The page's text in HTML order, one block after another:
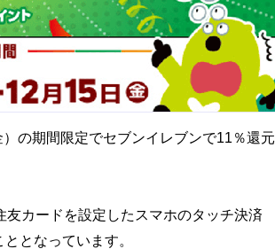
の期間限定でセブンイレブンで11％還元
カードを設定したスマホのタッチ決済
となっています。